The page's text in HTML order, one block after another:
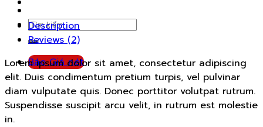
Search
for:
Báo Giá nét
Description
Reviews (2)
Lorem ipsum dolor sit amet, consectetur adipiscing
elit. Duis condimentum pretium turpis, vel pulvinar
diam vulputate quis. Donec porttitor volutpat rutrum.
Suspendisse suscipit arcu velit, in rutrum est molestie
in.